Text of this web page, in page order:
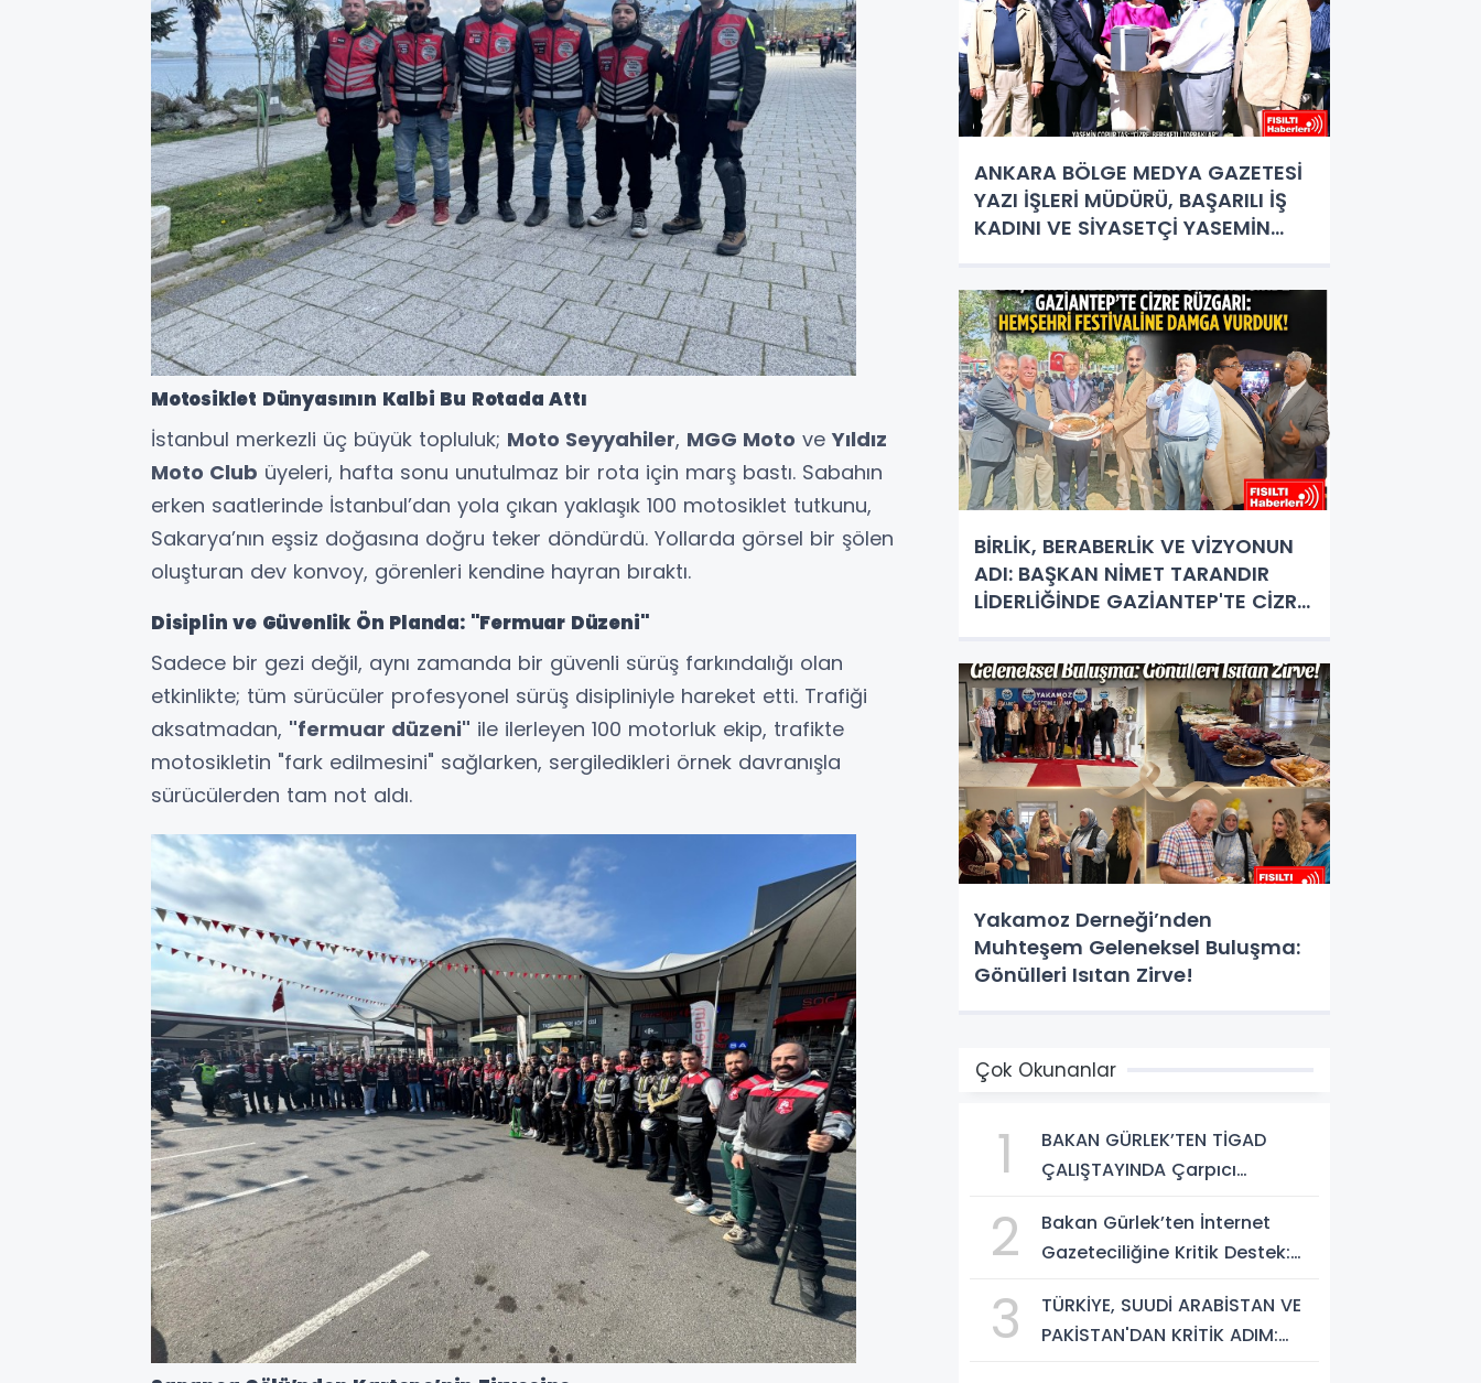
Motosiklet Dünyasının Kalbi Bu Rotada Attı
İstanbul merkezli üç büyük topluluk; Moto Seyyahiler, MGG Moto ve Yıldız
Moto Club üyeleri, hafta sonu unutulmaz bir rota için marş bastı. Sabahın
erken saatlerinde İstanbul’dan yola çıkan yaklaşık 100 motosiklet tutkunu,
Sakarya’nın eşsiz doğasına doğru teker döndürdü. Yollarda görsel bir şölen
oluşturan dev konvoy, görenleri kendine hayran bıraktı.
Disiplin ve Güvenlik Ön Planda: "Fermuar Düzeni"
Sadece bir gezi değil, aynı zamanda bir güvenli sürüş farkındalığı olan
etkinlikte; tüm sürücüler profesyonel sürüş disipliniyle hareket etti. Trafiği
aksatmadan, "fermuar düzeni" ile ilerleyen 100 motorluk ekip, trafikte
motosikletin "fark edilmesini" sağlarken, sergiledikleri örnek davranışla
sürücülerden tam not aldı.
ANKARA BÖLGE MEDYA GAZETESİ
YAZI İŞLERİ MÜDÜRÜ, BAŞARILI İŞ
KADINI VE SİYASETÇİ YASEMİN
BİRLİK, BERABERLİK VE VİZYONUN
ADI: BAŞKAN NİMET TARANDIR
LİDERLİĞİNDE GAZİANTEP'TE CİZRE
Yakamoz Derneği’nden
Muhteşem Geleneksel Buluşma:
Gönülleri Isıtan Zirve!
Çok Okunanlar
1
BAKAN GÜRLEK’TEN TİGAD
ÇALIŞTAYINDA Çarpıcı
Yeni Bir Aydınlığa Uyanacağız"
2
Bakan Gürlek’ten İnternet
Gazeteciliğine Kritik Destek:
Toplanmalıyız, Yasal
Düzenlemeye Hazırız"
3
TÜRKİYE, SUUDİ ARABİSTAN VE
PAKİSTAN'DAN KRİTİK ADIM: